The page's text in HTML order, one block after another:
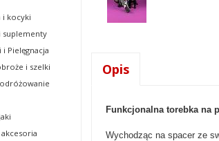
Opis
Funkcjonalna torebka na
Wychodząc na spacer ze
i kocyki
suplementy
Pielęgnacja
i szelki
akcesoria